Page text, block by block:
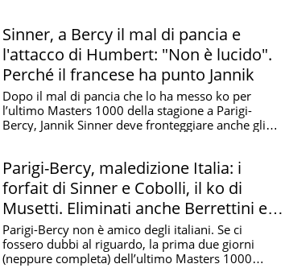
Sinner, a Bercy il mal di pancia e
l'attacco di Humbert: "Non è lucido".
Perché il francese ha punto Jannik
Dopo il mal di pancia che lo ha messo ko per
l’ultimo Masters 1000 della stagione a Parigi-
Bercy, Jannik Sinner deve fronteggiare anche gli
Parigi-Bercy, maledizione Italia: i
forfait di Sinner e Cobolli, il ko di
Musetti. Eliminati anche Berrettini e
Arnaldi
Parigi-Bercy non è amico degli italiani. Se ci
fossero dubbi al riguardo, la prima due giorni
(neppure completa) dell’ultimo Masters 1000